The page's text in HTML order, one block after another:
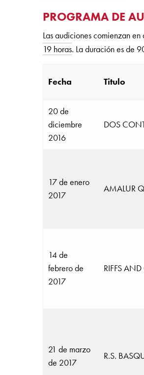
PROGRAMA DE
Las audiciones comienzan
19 horas. La duración es de
Fecha Titulo
20 de
diciembre
2016
DOS
17 de enero
2017
AMALUR
14 de
febrero de
2017
RIFFS AND
21 de marzo
de 2017
R.S.